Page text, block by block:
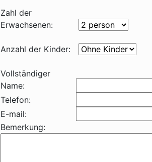
Zahl der
Erwachsenen:
Anzahl der Kinder:
Vollständiger
Name:
Telefon:
E-mail:
Bemerkung: